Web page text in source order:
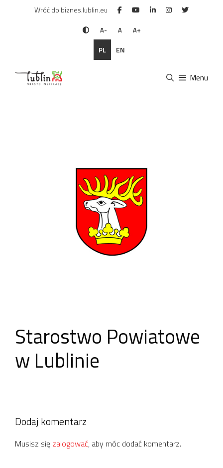
Wróć do biznes.lublin.eu
A- A A+
PL EN
Menu
Starostwo Powiatowe
w Lublinie
Dodaj komentarz
Musisz się zalogować, aby móc dodać komentarz.